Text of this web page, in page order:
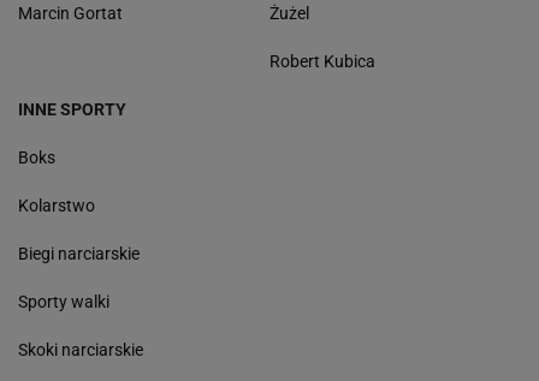
Marcin Gortat Żużel
Robert Kubica
INNE SPORTY
Boks
Kolarstwo
Biegi narciarskie
Sporty walki
Skoki narciarskie